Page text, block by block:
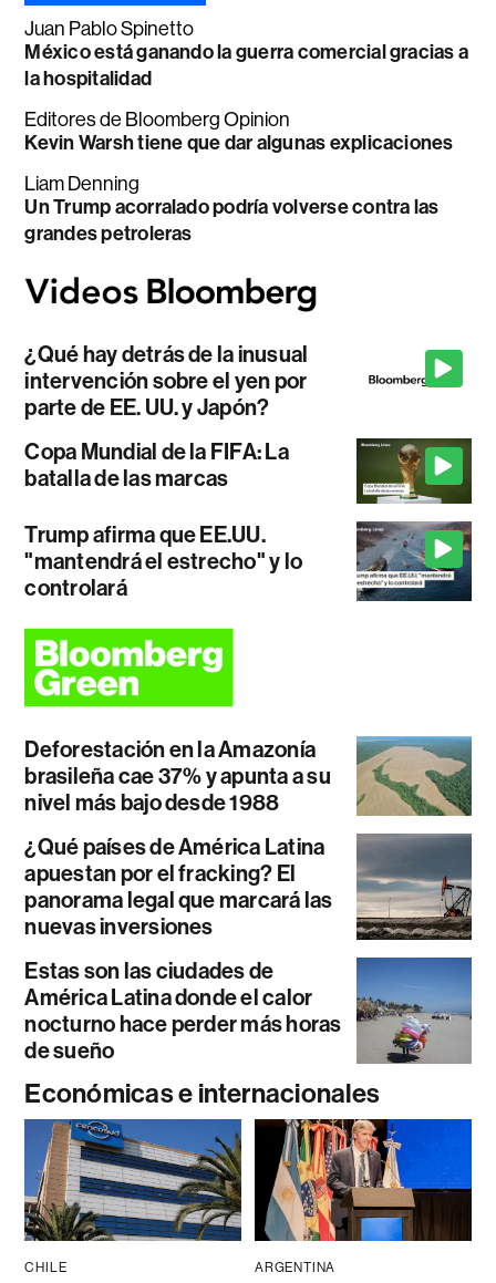
Juan Pablo Spinetto
México está ganando la guerra comercial gracias a
la hospitalidad
Editores de Bloomberg Opinion
Kevin Warsh tiene que dar algunas explicaciones
Liam Denning
Un Trump acorralado podría volverse contra las
grandes petroleras
¿Qué hay detrás de la inusual
intervención sobre el yen por
parte de EE. UU. y Japón?
Copa Mundial de la FIFA: La
batalla de las marcas
Trump afirma que EE.UU.
"mantendrá el estrecho" y lo
controlará
Deforestación en la Amazonía
brasileña cae 37% y apunta a su
nivel más bajo desde 1988
¿Qué países de América Latina
apuestan por el fracking? El
panorama legal que marcará las
nuevas inversiones
Estas son las ciudades de
América Latina donde el calor
nocturno hace perder más horas
de sueño
Económicas e internacionales
CHILE ARGENTINA